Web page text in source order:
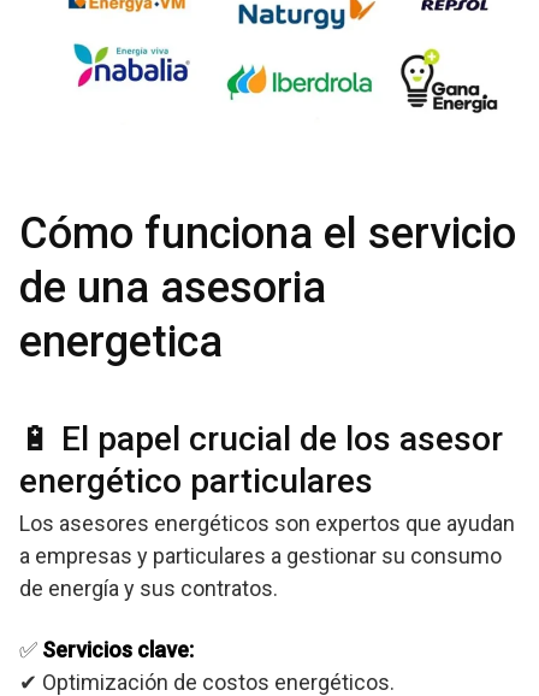
Cómo funciona el servicio
de una asesoria
energetica
🔋 El papel crucial de los asesor
energético particulares
Los asesores energéticos son expertos que ayudan
a empresas y particulares a gestionar su consumo
de energía y sus contratos.
✅ Servicios clave:
✔ Optimización de costos energéticos.